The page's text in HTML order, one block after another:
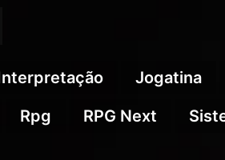
Jogatina
Rpg RPG Next